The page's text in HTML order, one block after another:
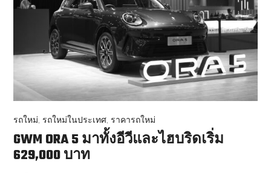
รถใหม่,รถใหม่ในประเทศ,ราคารถใหม่
GWM ORA 5 มาทั้งอีวีและไฮบริดเริ่ม
629,000 บาท